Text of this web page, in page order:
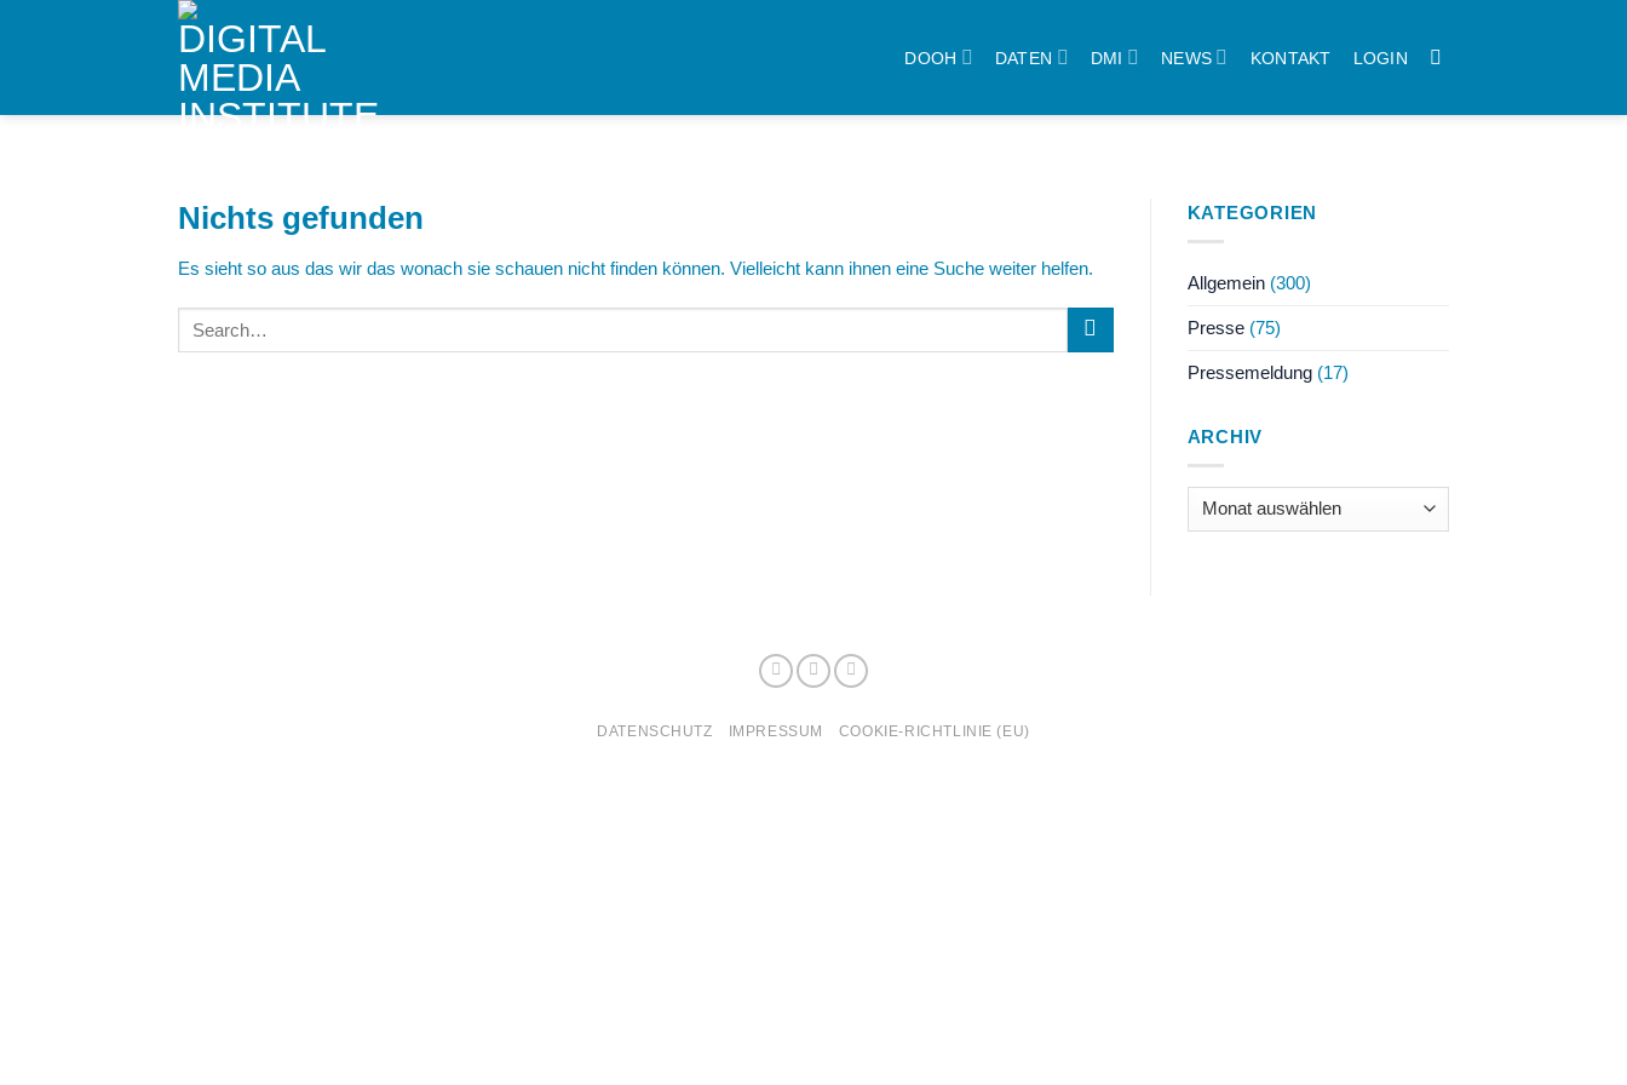
DOOH DATEN DMI NEWS KONTAKT LOGIN
Nichts gefunden
Es sieht so aus das wir das wonach sie schauen nicht finden können. Vielleicht kann ihnen eine Suche weiter helfen.
KATEGORIEN
Allgemein(300)
Presse(75)
Pressemeldung(17)
ARCHIV
Archiv
DATENSCHUTZ IMPRESSUM COOKIE-RICHTLINIE (EU)